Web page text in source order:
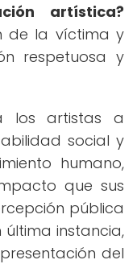
artística?
de la víctima y
respetuosa y
los artistas a
social y
humano,
que sus
pública
instancia,
del